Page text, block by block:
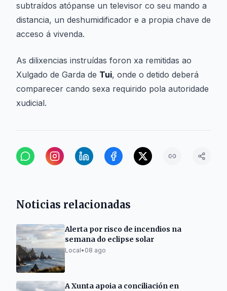
subtraídos atópanse un televisor co seu mando a
distancia, un deshumidificador e a propia chave de
acceso á vivenda.
As dilixencias instruídas foron xa remitidas ao
Xulgado de Garda de Tui, onde o detido deberá
comparecer cando sexa requirido pola autoridade
xudicial.
Noticias relacionadas
Alerta por risco de incendios na
semana do eclipse solar
Local• 08 ago
A Xunta apoia a conciliación en